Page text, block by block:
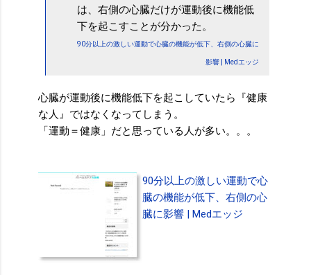
は、右側の心臓だけが運動後に機能低
下を起こすことが分かった。
90分以上の激しい運動で心臓の機能が低下、右側の心臓に
影響 | Medエッジ
心臓が運動後に機能低下を起こしていたら『健康
な人』ではなくなってしまう。
「運動＝健康」だと思っている人が多い。。。
90分以上の激しい運動で心
臓の機能が低下、右側の心
臓に影響 | Medエッジ